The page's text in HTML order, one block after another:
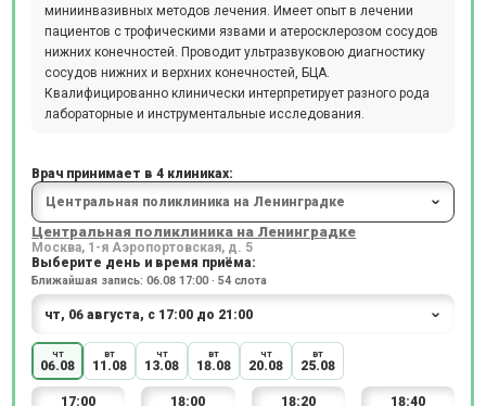
миниинвазивных методов лечения. Имеет опыт в лечении
пациентов с трофическими язвами и атеросклерозом сосудов
нижних конечностей. Проводит ультразвуковою диагностику
сосудов нижних и верхних конечностей, БЦА.
Квалифицированно клинически интерпретирует разного рода
лабораторные и инструментальные исследования.
Врач принимает в 4 клиниках:
Центральная поликлиника на Ленинградке
Москва, 1-я Аэропортовская, д. 5
Выберите день и время приёма:
Ближайшая запись: 06.08 17:00 · 54 слота
чт
06.08
вт
11.08
чт
13.08
вт
18.08
чт
20.08
вт
25.08
17:00 18:00 18:20 18:40